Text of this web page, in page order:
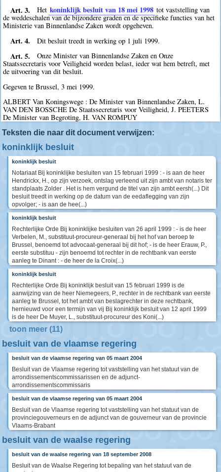
Art. 3. Het koninklijk besluit van 18 mei 1998 tot vaststelling van
de weddeschalen van de bijzondere graden en de specifieke functies van het
Ministerie van Binnenlandse Zaken wordt opgeheven.
Art. 4. Dit besluit treedt in werking op 1 juli 1999.
Art. 5.
Onze Minister van Binnenlandse Zaken en Onze
Staatssecretaris voor Veiligheid worden belast, ieder wat hem betreft, met
de uitvoering van dit besluit.
Gegeven te Brussel, 3 mei 1999.
ALBERT Van Koningswege : De Minister van Binnenlandse Zaken, L.
VAN DEN BOSSCHE De Staatssecretaris voor Veiligheid, J. PEETERS
De Minister van Begroting, H. VAN ROMPUY
Teksten die naar dit document verwijzen:
koninklijk besluit
koninklijk besluit
Notariaat Bij koninklijke besluiten van 15 februari 1999 : - is aan de heer
Hendrickx, H., op zijn verzoek, ontslag verleend uit zijn ambt van notaris ter
standplaats Zolder . Het is hem vergund de titel van zijn ambt eersh(...) Dit
besluit treedt in werking op de datum van de eedaflegging van zijn
opvolger; - is aan de hee(...)
koninklijk besluit
Rechterlijke Orde Bij koninklijke besluiten van 26 april 1999 : - is de heer
Verbelen, M., substituut-procureur-generaal bij het hof van beroep te
Brussel, benoemd tot advocaat-generaal bij dit hof; - is de heer Erauw, P.,
eerste substituu - zijn benoemd tot rechter in de rechtbank van eerste
aanleg te Dinant : - de heer de la Croix(...)
koninklijk besluit
Rechterlijke Orde Bij koninklijk besluit van 15 februari 1999 is de
aanwijzing van de heer Niemegeers, P., rechter in de rechtbank van eerste
aanleg te Brussel, tot het ambt van beslagrechter in deze rechtbank,
hernieuwd voor een termijn van vij Bij koninklijk besluit van 12 april 1999
is de heer De Muyer, L., substituut-procureur des Koni(...)
toon meer (11)
besluit van de vlaamse regering
besluit van de vlaamse regering van 05 maart 2004
Besluit van de Vlaamse regering tot vaststelling van het statuut van de
arrondissementscommissarissen en de adjunct-
arrondissementscommissaris
besluit van de vlaamse regering van 05 maart 2004
Besluit van de Vlaamse regering tot vaststelling van het statuut van de
provinciegouverneurs en de adjunct van de gouverneur van de provincie
Vlaams-Brabant
besluit van de waalse regering
besluit van de waalse regering van 18 september 2008
Besluit van de Waalse Regering tot bepaling van het statuut van de